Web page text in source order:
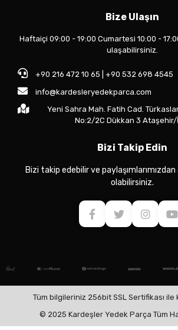
Bize Ulaşın
Haftaiçi 09:00 - 19:00 Cumartesi 10:00 -
ulaşabilirsiniz.
+90 216 472 10 65 | +90 532 698 4545
info@kardesleryedekparca.com
Yeni Sahra Mah. Fatih Cad.
No:2/2C Dükkan 3
Bizi Takip Edin
Bizi takip edebilir ve
olabilirsiniz.
Tüm bilgileriniz 256bit SSL Sertifikası ile
© 2025 Kardeşler Yedek Parça Tüm